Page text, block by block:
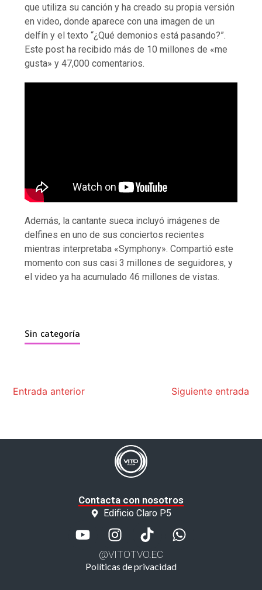
que utiliza su canción y ha creado su propia versión
en video, donde aparece con una imagen de un
delfín y el texto “¿Qué demonios está pasando?”.
Este post ha recibido más de 10 millones de «me
gusta» y 47,000 comentarios.
Además, la cantante sueca incluyó imágenes de
delfines en uno de sus conciertos recientes
mientras interpretaba «Symphony». Compartió este
momento con sus casi 3 millones de seguidores, y
el video ya ha acumulado 46 millones de vistas.
Sin categoría
Entrada anterior Siguiente entrada
Contacta con nosotros
Edificio Claro P5
@VITOTVO.EC
Políticas de privacidad